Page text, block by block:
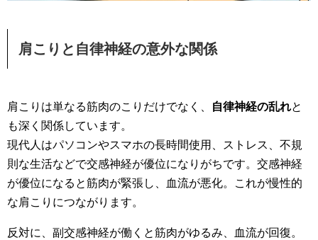
肩こりと自律神経の意外な関係
肩こりは単なる筋肉のこりだけでなく、 自律神経の乱れと
も深く関係しています。
現代人はパソコンやスマホの長時間使用、ストレス、不規
則な生活などで交感神経が優位になりがちです。交感神経
が優位になると筋肉が緊張し、血流が悪化。これが慢性的
な肩こりにつながります。
反対に、副交感神経が働くと筋肉がゆるみ、血流が回復。